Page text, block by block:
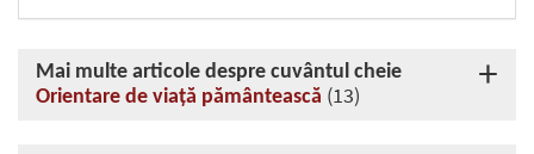
Mai multe articole despre cuvântul cheie
Orientare de viaţă pământească (13)